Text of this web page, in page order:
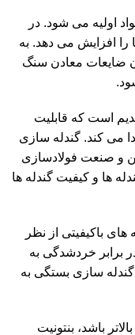
اولیه می شود. در
افزایش می دهد. به
ضایعات معادن سنگ
است که قابلیت
می کند. گندله سازی
و صنعت فولادسازی
ها و کیفیت گندله ها
باکیفیتی از نظر
برابر خردشدگی به
گندله سازی بستگی به
باشد، بنتونیت